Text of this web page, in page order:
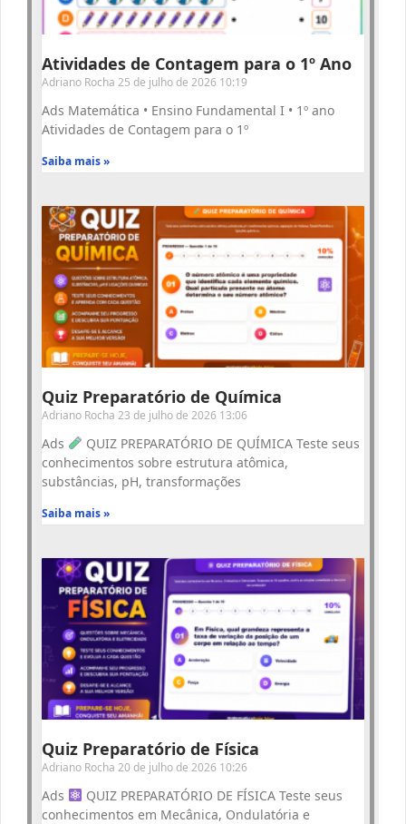
Atividades de Contagem para o 1º Ano
Adriano Rocha 25 de julho de 2026 10:19
Ads Matemática • Ensino Fundamental I • 1º ano
Atividades de Contagem para o 1º
Saiba mais »
Quiz Preparatório de Química
Adriano Rocha 23 de julho de 2026 13:06
Ads
QUIZ PREPARATÓRIO DE QUÍMICA Teste seus
conhecimentos sobre estrutura atômica,
substâncias, pH, transformações
Saiba mais »
Quiz Preparatório de Física
Adriano Rocha 20 de julho de 2026 10:26
Ads
QUIZ PREPARATÓRIO DE FÍSICA Teste seus
conhecimentos em Mecânica, Ondulatória e